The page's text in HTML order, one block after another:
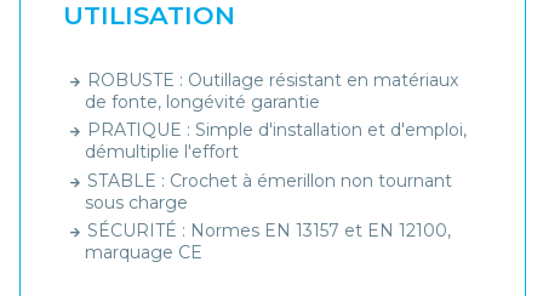
UTILISATION
ROBUSTE : Outillage résistant en matériaux
de fonte, longévité garantie
PRATIQUE : Simple d'installation et d'emploi,
démultiplie l'effort
STABLE : Crochet à émerillon non tournant
sous charge
SÉCURITÉ : Normes EN 13157 et EN 12100,
marquage CE